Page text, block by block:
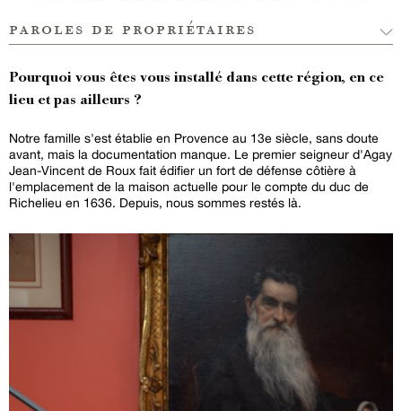
paroles de propriétaires
Pourquoi vous êtes vous installé dans cette région, en ce
lieu et pas ailleurs ?
Notre famille s'est établie en Provence au 13e siècle, sans doute
avant, mais la documentation manque. Le premier seigneur d'Agay
Jean-Vincent de Roux fait édifier un fort de défense côtière à
l'emplacement de la maison actuelle pour le compte du duc de
Richelieu en 1636. Depuis, nous sommes restés là.